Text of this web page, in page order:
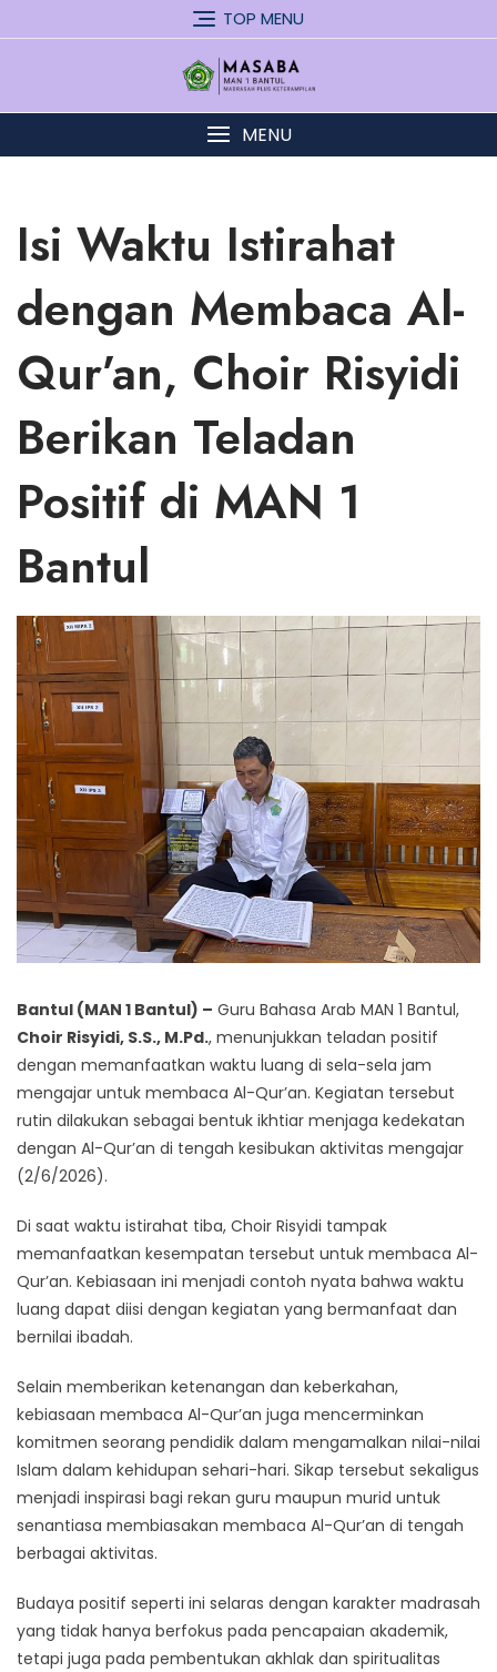
to
TOP MENU
MENU
Isi Waktu Istirahat
dengan Membaca Al-
Qur’an, Choir Risyidi
Berikan Teladan
Positif di MAN 1
Bantul
Bantul (MAN 1 Bantul) – Guru Bahasa Arab MAN 1 Bantul,
Choir Risyidi, S.S., M.Pd., menunjukkan teladan positif
dengan memanfaatkan waktu luang di sela-sela jam
mengajar untuk membaca Al-Qur’an. Kegiatan tersebut
rutin dilakukan sebagai bentuk ikhtiar menjaga kedekatan
dengan Al-Qur’an di tengah kesibukan aktivitas mengajar
(2/6/2026).
Di saat waktu istirahat tiba, Choir Risyidi tampak
memanfaatkan kesempatan tersebut untuk membaca Al-
Qur’an. Kebiasaan ini menjadi contoh nyata bahwa waktu
luang dapat diisi dengan kegiatan yang bermanfaat dan
bernilai ibadah.
Selain memberikan ketenangan dan keberkahan,
kebiasaan membaca Al-Qur’an juga mencerminkan
komitmen seorang pendidik dalam mengamalkan nilai-nilai
Islam dalam kehidupan sehari-hari. Sikap tersebut sekaligus
menjadi inspirasi bagi rekan guru maupun murid untuk
senantiasa membiasakan membaca Al-Qur’an di tengah
berbagai aktivitas.
Budaya positif seperti ini selaras dengan karakter madrasah
yang tidak hanya berfokus pada pencapaian akademik,
tetapi juga pada pembentukan akhlak dan spiritualitas